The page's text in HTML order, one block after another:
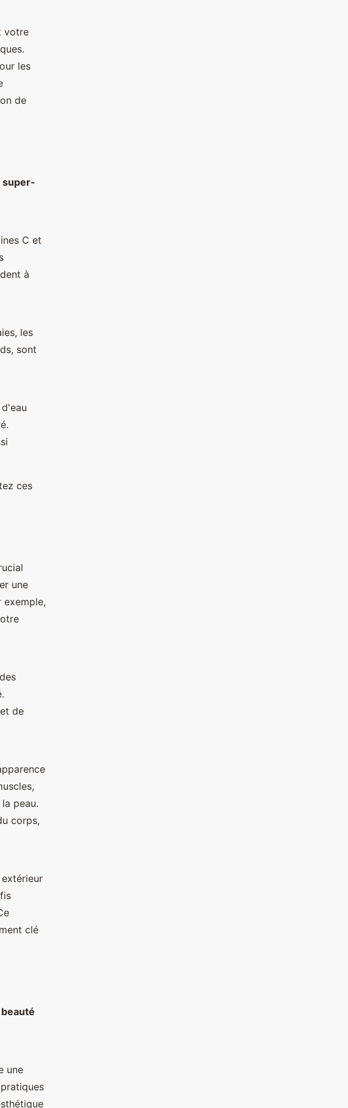
votre
les
de
super-
C et
à
les
sont
ces
une
exemple,
de
peau.
corps,
clé
une